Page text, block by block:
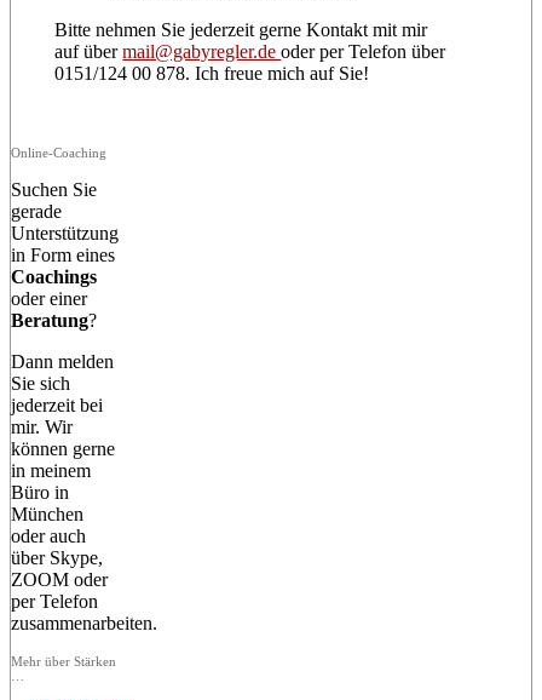
Bitte nehmen Sie jederzeit gerne Kontakt mit mir
auf übermail@gabyregler.deoder per Telefon über
0151/124 00 878. Ich freue mich auf Sie!
Online-Coaching
Suchen Sie
gerade
Unterstützung
in Form eines
Coachings
oder einer
Beratung?
Dann melden
Sie sich
jederzeit bei
mir. Wir
können gerne
in meinem
Büro in
München
oder auch
über Skype,
ZOOM oder
per Telefon
zusammenarbeiten.
Mehr über Stärken